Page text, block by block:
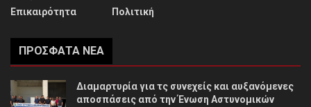
Επικαιρότητα
Πολιτική
ΠΡΌΣΦΑΤΑ ΝΈΑ
Διαμαρτυρία για τς συνεχείς και αυξανόμενες
αποσπάσεις από την Ένωση Αστυνομικών